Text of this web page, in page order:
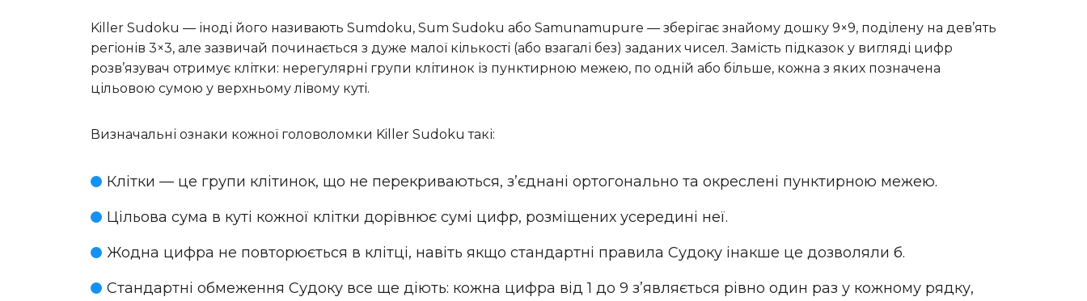
Killer Sudoku — іноді його називають Sumdoku, Sum Sudoku або Samunamupure — зберігає знайому дошку 9×9, поділену на дев’ять
регіонів 3×3, але зазвичай починається з дуже малої кількості (або взагалі без) заданих чисел. Замість підказок у вигляді цифр
розв’язувач отримує клітки: нерегулярні групи клітинок із пунктирною межею, по одній або більше, кожна з яких позначена
цільовою сумою у верхньому лівому куті.
Визначальні ознаки кожної головоломки Killer Sudoku такі:
Клітки — це групи клітинок, що не перекриваються, з’єднані ортогонально та окреслені пунктирною межею.
Цільова сума в куті кожної клітки дорівнює сумі цифр, розміщених усередині неї.
Жодна цифра не повторюється в клітці, навіть якщо стандартні правила Судоку інакше це дозволяли б.
Стандартні обмеження Судоку все ще діють: кожна цифра від 1 до 9 з’являється рівно один раз у кожному рядку,